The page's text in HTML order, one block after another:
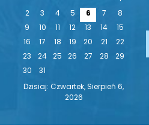
2
3 4 5 6 7
8
9
10 11 12 13 14
15
16
17 18 19 20 21
22
23
24 25 26 27 28
29
30
31
Dzisiaj: Czwartek, Sierpień 6,
2026